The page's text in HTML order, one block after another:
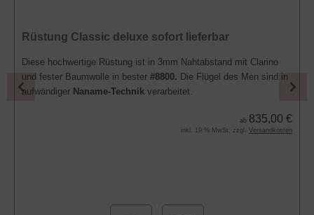
Rüstung Classic deluxe sofort lieferbar
Diese hochwertige Rüstung ist in 3mm Nahtabstand mit Clarino
und fester Baumwolle in bester #8800. Die Flügel des Men sind in
aufwändiger Naname-Technik verarbeitet.
ab 835,00 €
inkl. 19 % MwSt. zzgl. Versandkosten